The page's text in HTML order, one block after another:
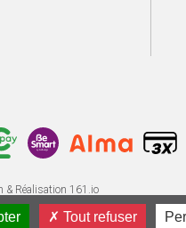
ecommerce
& Réalisation 161.io
Tout refuser